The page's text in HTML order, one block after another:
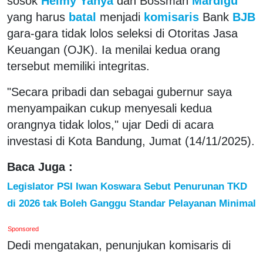
yang harus batal menjadi komisaris Bank BJB
gara-gara tidak lolos seleksi di Otoritas Jasa
Keuangan (OJK). Ia menilai kedua orang
tersebut memiliki integritas.
"Secara pribadi dan sebagai gubernur saya
menyampaikan cukup menyesali kedua
orangnya tidak lolos," ujar Dedi di acara
investasi di Kota Bandung, Jumat (14/11/2025).
Baca Juga :
Legislator PSI Iwan Koswara Sebut Penurunan TKD
di 2026 tak Boleh Ganggu Standar Pelayanan Minimal
Sponsored
Dedi mengatakan, penunjukan komisaris di